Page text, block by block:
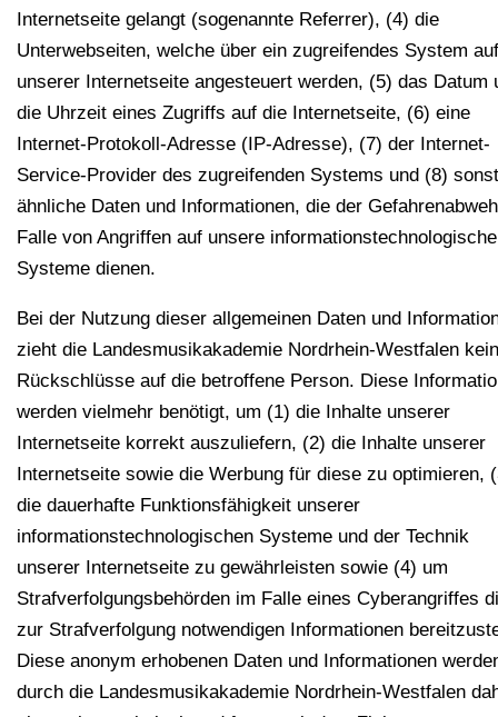
Internetseite gelangt (sogenannte Referrer), (4) die
Unterwebseiten, welche über ein zugreifendes System auf
unserer Internetseite angesteuert werden, (5) das Datum
die Uhrzeit eines Zugriffs auf die Internetseite, (6) eine
Internet-Protokoll-Adresse (IP-Adresse), (7) der Internet-
Service-Provider des zugreifenden Systems und (8)
ähnliche Daten und Informationen, die der
Falle von Angriffen auf unsere
Systeme dienen.
Bei der Nutzung dieser allgemeinen Daten und
zieht die Landesmusikakademie Nordrhein-Westfalen
Rückschlüsse auf die betroffene Person. Diese
werden vielmehr benötigt, um (1) die Inhalte unserer
Internetseite korrekt auszuliefern, (2) die Inhalte unserer
Internetseite sowie die Werbung für diese zu optimieren,
die dauerhafte Funktionsfähigkeit unserer
informationstechnologischen Systeme und der Technik
unserer Internetseite zu gewährleisten sowie (4) um
Strafverfolgungsbehörden im Falle eines Cyberangriffes
zur Strafverfolgung notwendigen Informationen
Diese anonym erhobenen Daten und Informationen
durch die Landesmusikakademie Nordrhein-Westfalen